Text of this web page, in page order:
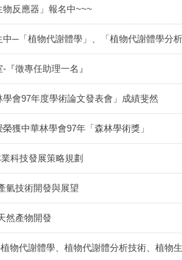
反應器」報名中~~~
─「植物代謝體學」、「植物代謝體學分
徵專任助理一名』
會97年度學術論文發表會」成績斐然
獲中華林學會97年「森林學術獎」
科技發展策略規劃
氫技術開發與展望
然產物開發
物代謝體學、植物代謝體分析技術、植物